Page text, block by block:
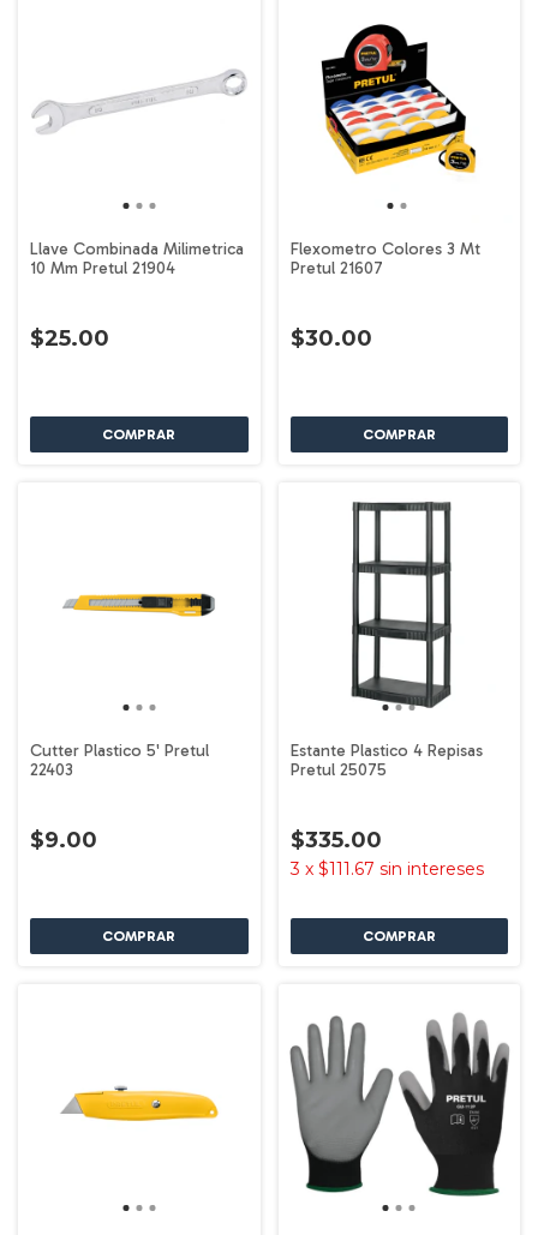
Llave Combinada Milimetrica
10 Mm Pretul 21904
$25.00
Flexometro Colores 3 Mt
Pretul 21607
$30.00
Cutter Plastico 5' Pretul
22403
$9.00
Estante Plastico 4 Repisas
Pretul 25075
$335.00
3 x $111.67 sin intereses